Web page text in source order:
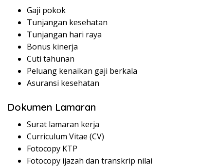
Gaji pokok
Tunjangan kesehatan
Tunjangan hari raya
Bonus kinerja
Cuti tahunan
Peluang kenaikan gaji berkala
Asuransi kesehatan
Dokumen Lamaran
Surat lamaran kerja
Curriculum Vitae (CV)
Fotocopy KTP
Fotocopy ijazah dan transkrip nilai